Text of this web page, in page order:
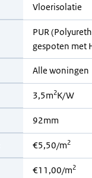
Vloerisolatie
PUR
gespoten met
Alle woningen
3,5m2K/W
92mm
€5,50/m2
€11,00/m2